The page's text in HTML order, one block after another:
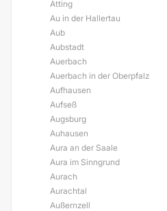
Atting
Au in der Hallertau
Aub
Aubstadt
Auerbach
Auerbach in der Oberpfalz
Aufhausen
Aufseß
Augsburg
Auhausen
Aura an der Saale
Aura im Sinngrund
Aurach
Aurachtal
Außernzell